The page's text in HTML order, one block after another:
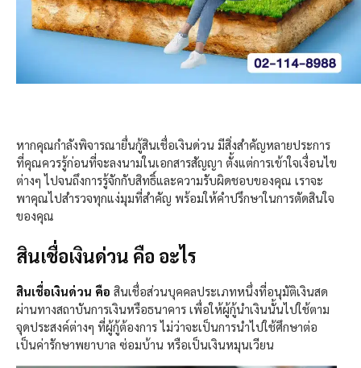
หากคุณกำลังพิจารณายื่นกู้สินเชื่อเงินด่วน มีสิ่งสำคัญหลายประการ
ที่คุณควรรู้ก่อนที่จะลงนามในเอกสารสัญญา ตั้งแต่การเข้าใจเงื่อนไข
ต่างๆ ไปจนถึงการรู้จักกับสิทธิ์และความรับผิดชอบของคุณ เราจะ
พาคุณไปสำรวจทุกแง่มุมที่สำคัญ พร้อมให้คำปรึกษาในการตัดสินใจ
ของคุณ
สินเชื่อเงินด่วน คือ อะไร
สินเชื่อเงินด่วน คือ สินเชื่อส่วนบุคคลประเภทหนึ่งที่อนุมัติเงินสด
ผ่านทางสถาบันการเงินหรือธนาคาร เพื่อให้ผู้กู้นำเงินนั้นไปใช้ตาม
จุดประสงค์ต่างๆ ที่ผู้กู้ต้องการ ไม่ว่าจะเป็นการนำไปใช้ศึกษาต่อ
เป็นค่ารักษาพยาบาล ซ่อมบ้าน หรือเป็นเงินหมุนเวียน